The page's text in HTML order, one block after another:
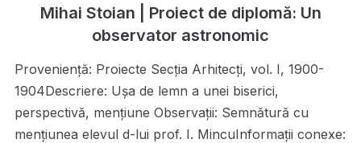
Mihai Stoian | Proiect de diplomă: Un
observator astronomic
Proveniență: Proiecte Secţia Arhitecţi, vol. I, 1900-
1904Descriere: Uşa de lemn a unei biserici,
perspectivă, menţiune Observații: Semnătură cu
menţiunea elevul d-lui prof. I. MincuInformații conexe: